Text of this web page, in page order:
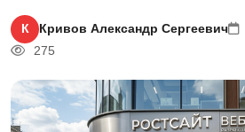
К Кривов Александр Сергеевич
275